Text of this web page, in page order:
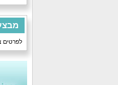
לפרטים